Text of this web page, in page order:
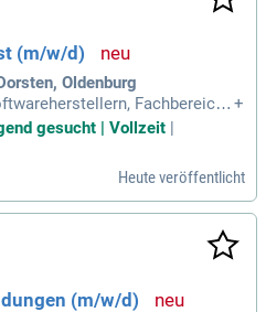
(m/w/d)
Oldenburg
Fachbereiche
und begleiten Sie Release
Prozesse sowie Schnit
+
gesucht | Vollzeit |
Heute veröffentlicht
(m/w/d)